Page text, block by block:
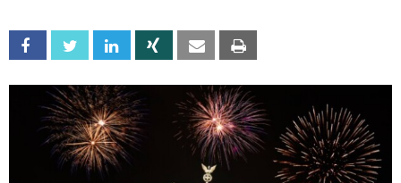
Facebook Twitter Linkedin Xing Email